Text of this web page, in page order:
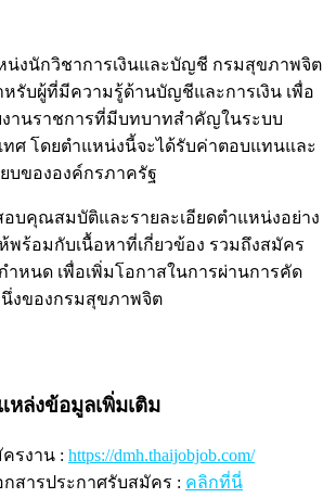
น่งนักวิชาการเงินและบัญชี กรมสุขภาพจิต
รับผู้ที่มีความรู้ด้านบัญชีและการเงิน เพื่อ
งานราชการที่มีบทบาทสำคัญในระบบ
ทศ โดยตำแหน่งนี้จะได้รับค่าตอบแทนและ
บขององค์กรภาครัฐ
บคุณสมบัติและรายละเอียดตำแหน่งอย่าง
ห้พร้อมกับเนื้อหาที่เกี่ยวข้อง รวมถึงสมัคร
ำหนด เพื่อเพิ่มโอกาสในการผ่านการคัด
งของกรมสุขภาพจิต
ล่งข้อมูลเพิ่มเติม
รงาน : https://dmh.thaijobjob.com/
กสารประกาศรับสมัคร : คลิกที่นี่